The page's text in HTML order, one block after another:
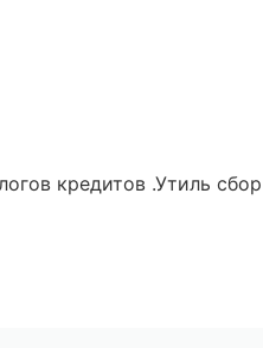
кредитов .Утиль сбор